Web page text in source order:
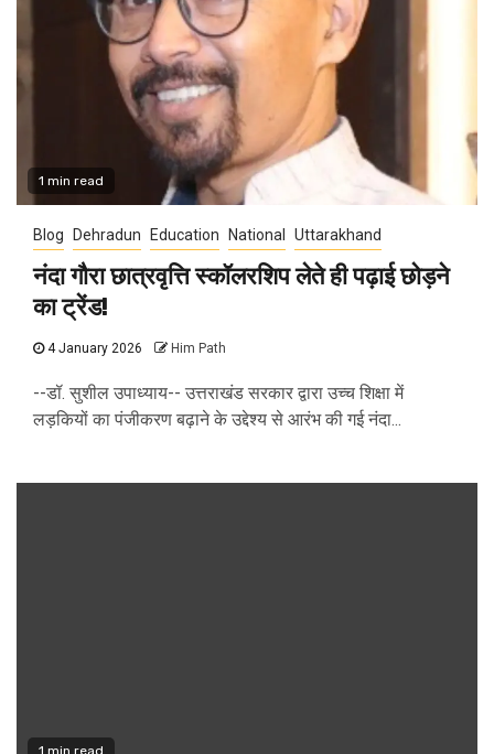
1 min read
Blog Dehradun Education National Uttarakhand
नंदा गौरा छात्रवृत्ति स्कॉलरशिप लेते ही पढ़ाई छोड़ने
का ट्रेंड!
4 January 2026 Him Path
--डॉ. सुशील उपाध्याय-- उत्तराखंड सरकार द्वारा उच्च शिक्षा में
लड़कियों का पंजीकरण बढ़ाने के उद्देश्य से आरंभ की गई नंदा...
1 min read